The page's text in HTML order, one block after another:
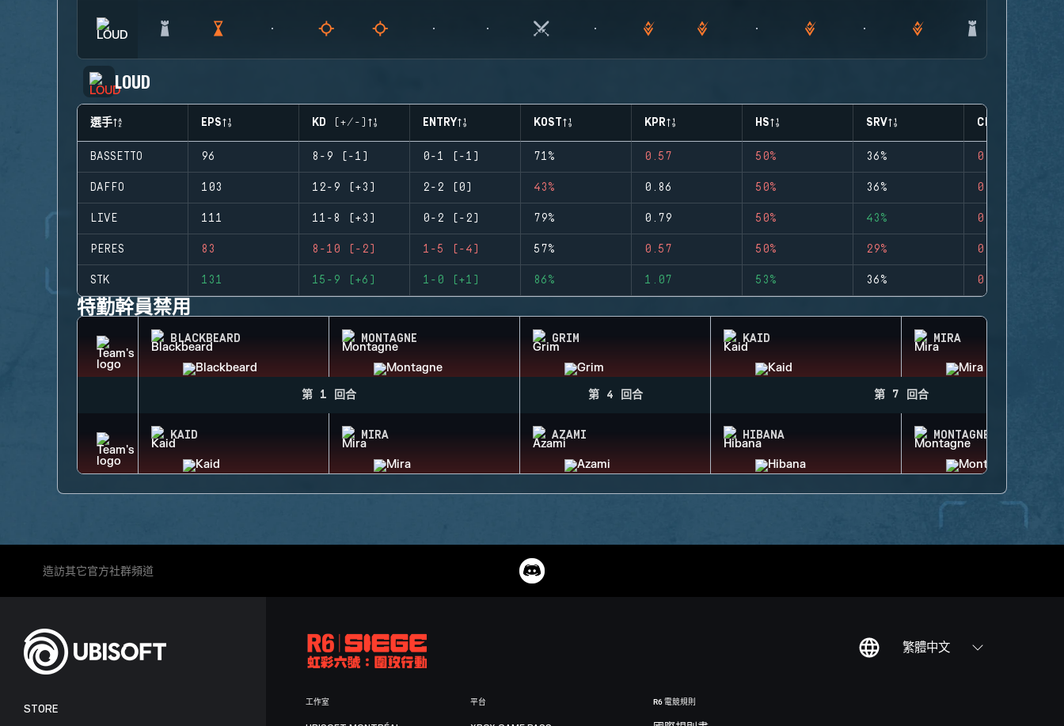
LOUD
選手 EPS KD (+/-) ENTRY KOST KPR HS SRV CLUTCHES
BASSETTO 96 8-9 (-1) 0-1 (-1) 71% 0.57 50% 36% 0
DAFFO 103 12-9 (+3) 2-2 (0) 43% 0.86 50% 36% 0
LIVE 111 11-8 (+3) 0-2 (-2) 79% 0.79 50% 43% 0
PERES 83 8-10 (-2) 1-5 (-4) 57% 0.57 50% 29% 0
STK 131 15-9 (+6) 1-0 (+1) 86% 1.07 53% 36% 0
特勤幹員禁用
BLACKBEARD MONTAGNE GRIM KAID MIRA
第 1 回合 第 4 回合 第 7 回合
KAID MIRA AZAMI HIBANA MONTAGNE
造訪其它官方社群頻道
繁體中文
STORE
工作室 平台 R6 電競規則